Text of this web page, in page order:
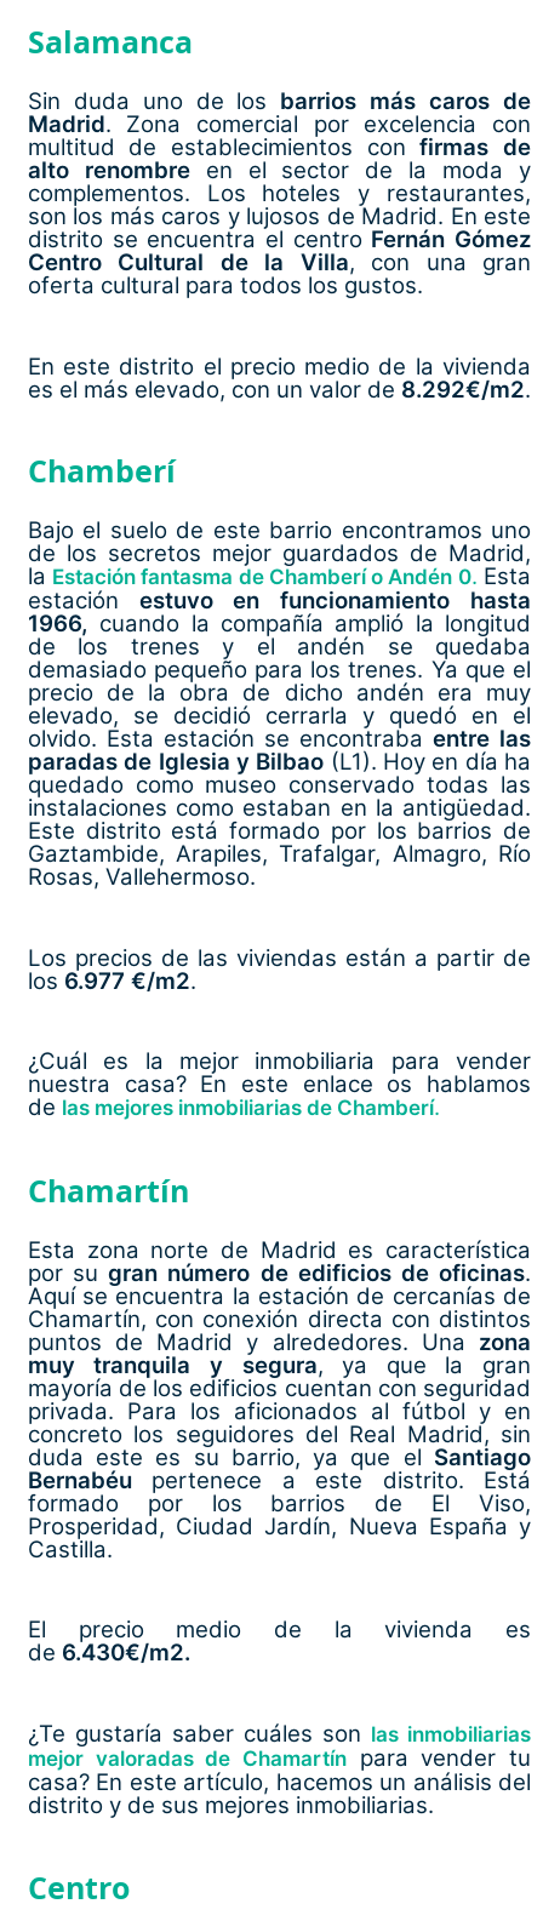
Salamanca
Sin duda uno de los barrios más caros de
Madrid. Zona comercial por excelencia con
multitud de establecimientos confirmas de
alto renombreen el sector de la moda y
complementos. Los hoteles y restaurantes,
son los más caros y lujosos de Madrid. En este
distrito se encuentra el centro Fernán Gómez
Centro Cultural de la Villa, con una gran
oferta cultural para todos los gustos.
En este distrito el precio medio de la vivienda
es el más elevado, con un valor de 8.292€/m2.
Chamberí
Bajo el suelo de este barrio encontramos uno
de los secretos mejor guardados de Madrid,
la Estación fantasma de Chamberí o Andén 0. Esta
estación estuvo en funcionamiento hasta
1966, cuando la compañía amplió la longitud
de los trenes y el andén se quedaba
demasiado pequeño para los trenes. Ya que el
precio de la obra de dicho andén era muy
elevado, se decidió cerrarla y quedó en el
olvido. Esta estación se encontraba entre las
paradas de Iglesia y Bilbao (L1). Hoy en día ha
quedado como museo conservado todas las
instalaciones como estaban en la antigüedad.
Este distrito está formado por los barrios de
Gaztambide, Arapiles, Trafalgar, Almagro, Río
Rosas, Vallehermoso.
Los precios de las viviendas están a partir de
los 6.977 €/m2.
¿Cuál es la mejor inmobiliaria para vender
nuestra casa? En este enlace os hablamos
de las mejores inmobiliarias de Chamberí.
Chamartín
Esta zona norte de Madrid es característica
por sugran número de edificios de oficinas.
Aquí se encuentra la estación de cercanías de
Chamartín, con conexión directa con distintos
puntos de Madrid y alrededores. Una zona
muy tranquila y segura, ya que la gran
mayoría de los edificios cuentan con seguridad
privada. Para los aficionados al fútbol y en
concreto los seguidores del Real Madrid, sin
duda este es su barrio, ya que el Santiago
Bernabéupertenece a este distrito. Está
formado por los barrios de El Viso,
Prosperidad, Ciudad Jardín, Nueva España y
Castilla.
El precio medio de la vivienda es
de 6.430€/m2.
¿Te gustaría saber cuáles son las inmobiliarias
mejor valoradas de Chamartín
para vender tu
casa? En este artículo, hacemos un análisis del
distrito y de sus mejores inmobiliarias.
Centro